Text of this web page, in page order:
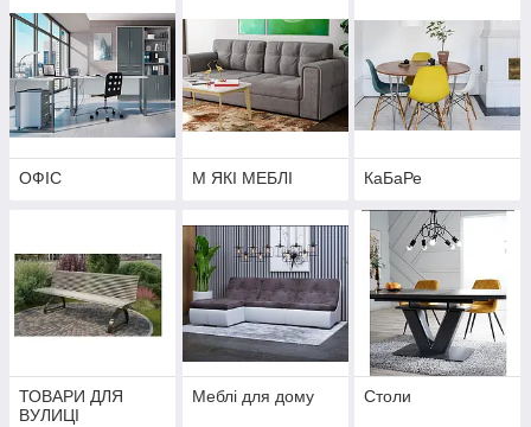
ОФІС М ЯКІ МЕБЛІ КаБаРе
ТОВАРИ ДЛЯ
ВУЛИЦІ
Меблі для дому Столи